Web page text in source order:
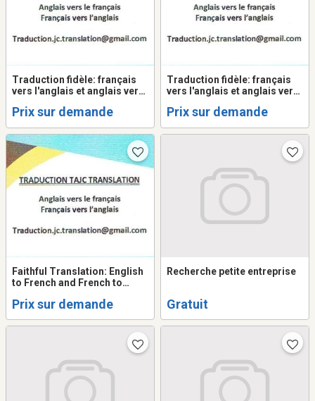
Traduction fidèle: français
vers l'anglais et anglais vers
Prix sur demande
Traduction fidèle: français
vers l'anglais et anglais vers
Prix sur demande
Faithful Translation: English
to French and French to
Prix sur demande
Recherche petite entreprise
Gratuit